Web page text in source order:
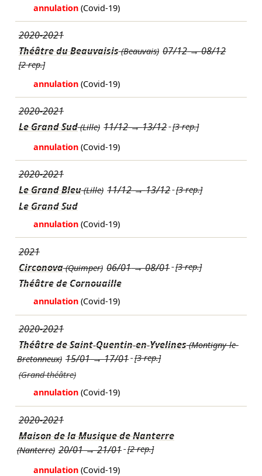
annulation (Covid-19)
2020-2021
Théâtre du Beauvaisis(Beauvais) 07/12→08/12
[2 rep.]
annulation (Covid-19)
2020-2021
Le Grand Sud(Lille) 11/12→13/12 [3 rep.]
annulation (Covid-19)
2020-2021
Le Grand Bleu(Lille) 11/12→13/12 [3 rep.]
Le Grand Sud
annulation (Covid-19)
2021
Circonova(Quimper) 06/01→08/01 [3 rep.]
Théâtre de Cornouaille
annulation (Covid-19)
2020-2021
Théâtre de Saint-Quentin-en-Yvelines(Montigny-le-
Bretonneux) 15/01→17/01 [3 rep.]
(Grand théâtre)
annulation (Covid-19)
2020-2021
Maison de la Musique de Nanterre
(Nanterre) 20/01→21/01 [2 rep.]
annulation (Covid-19)